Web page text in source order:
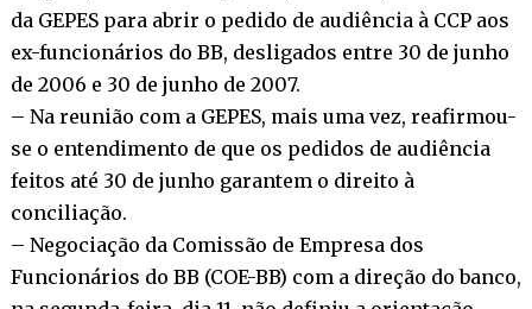
da GEPES para abrir o pedido de audiência à CCP aos
ex-funcionários do BB, desligados entre 30 de junho
de 2006 e 30 de junho de 2007.
– Na reunião com a GEPES, mais uma vez, reafirmou-
se o entendimento de que os pedidos de audiência
feitos até 30 de junho garantem o direito à
conciliação.
– Negociação da Comissão de Empresa dos
Funcionários do BB (COE-BB) com a direção do banco,